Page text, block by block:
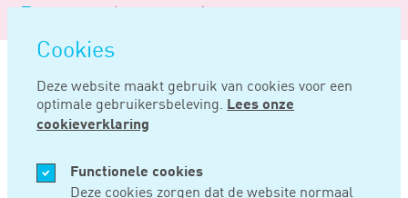
overslaan
Cookies
Deze website maakt gebruik van cookies voor een
optimale gebruikersbeleving. Lees onze
cookieverklaring
Functionele cookies
Deze cookies zorgen dat de website normaal
Logo
Noord
Negentig
Home Beroepsgroepen
STARTER IN EEN